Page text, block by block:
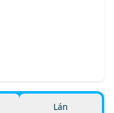
Lán